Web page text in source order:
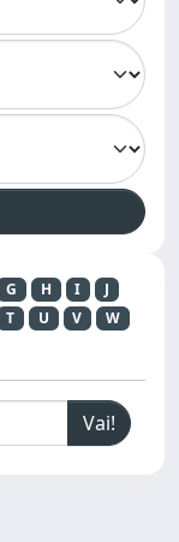
G H I
J
T U V
W